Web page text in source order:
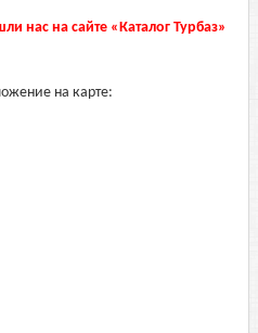
нас на сайте «Каталог Турбаз»
на карте: